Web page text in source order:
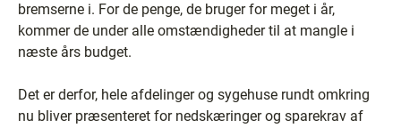
bremserne i. For de penge, de bruger for meget i år,
kommer de under alle omstændigheder til at mangle i
næste års budget.
Det er derfor, hele afdelinger og sygehuse rundt omkring
nu bliver præsenteret for nedskæringer og sparekrav af